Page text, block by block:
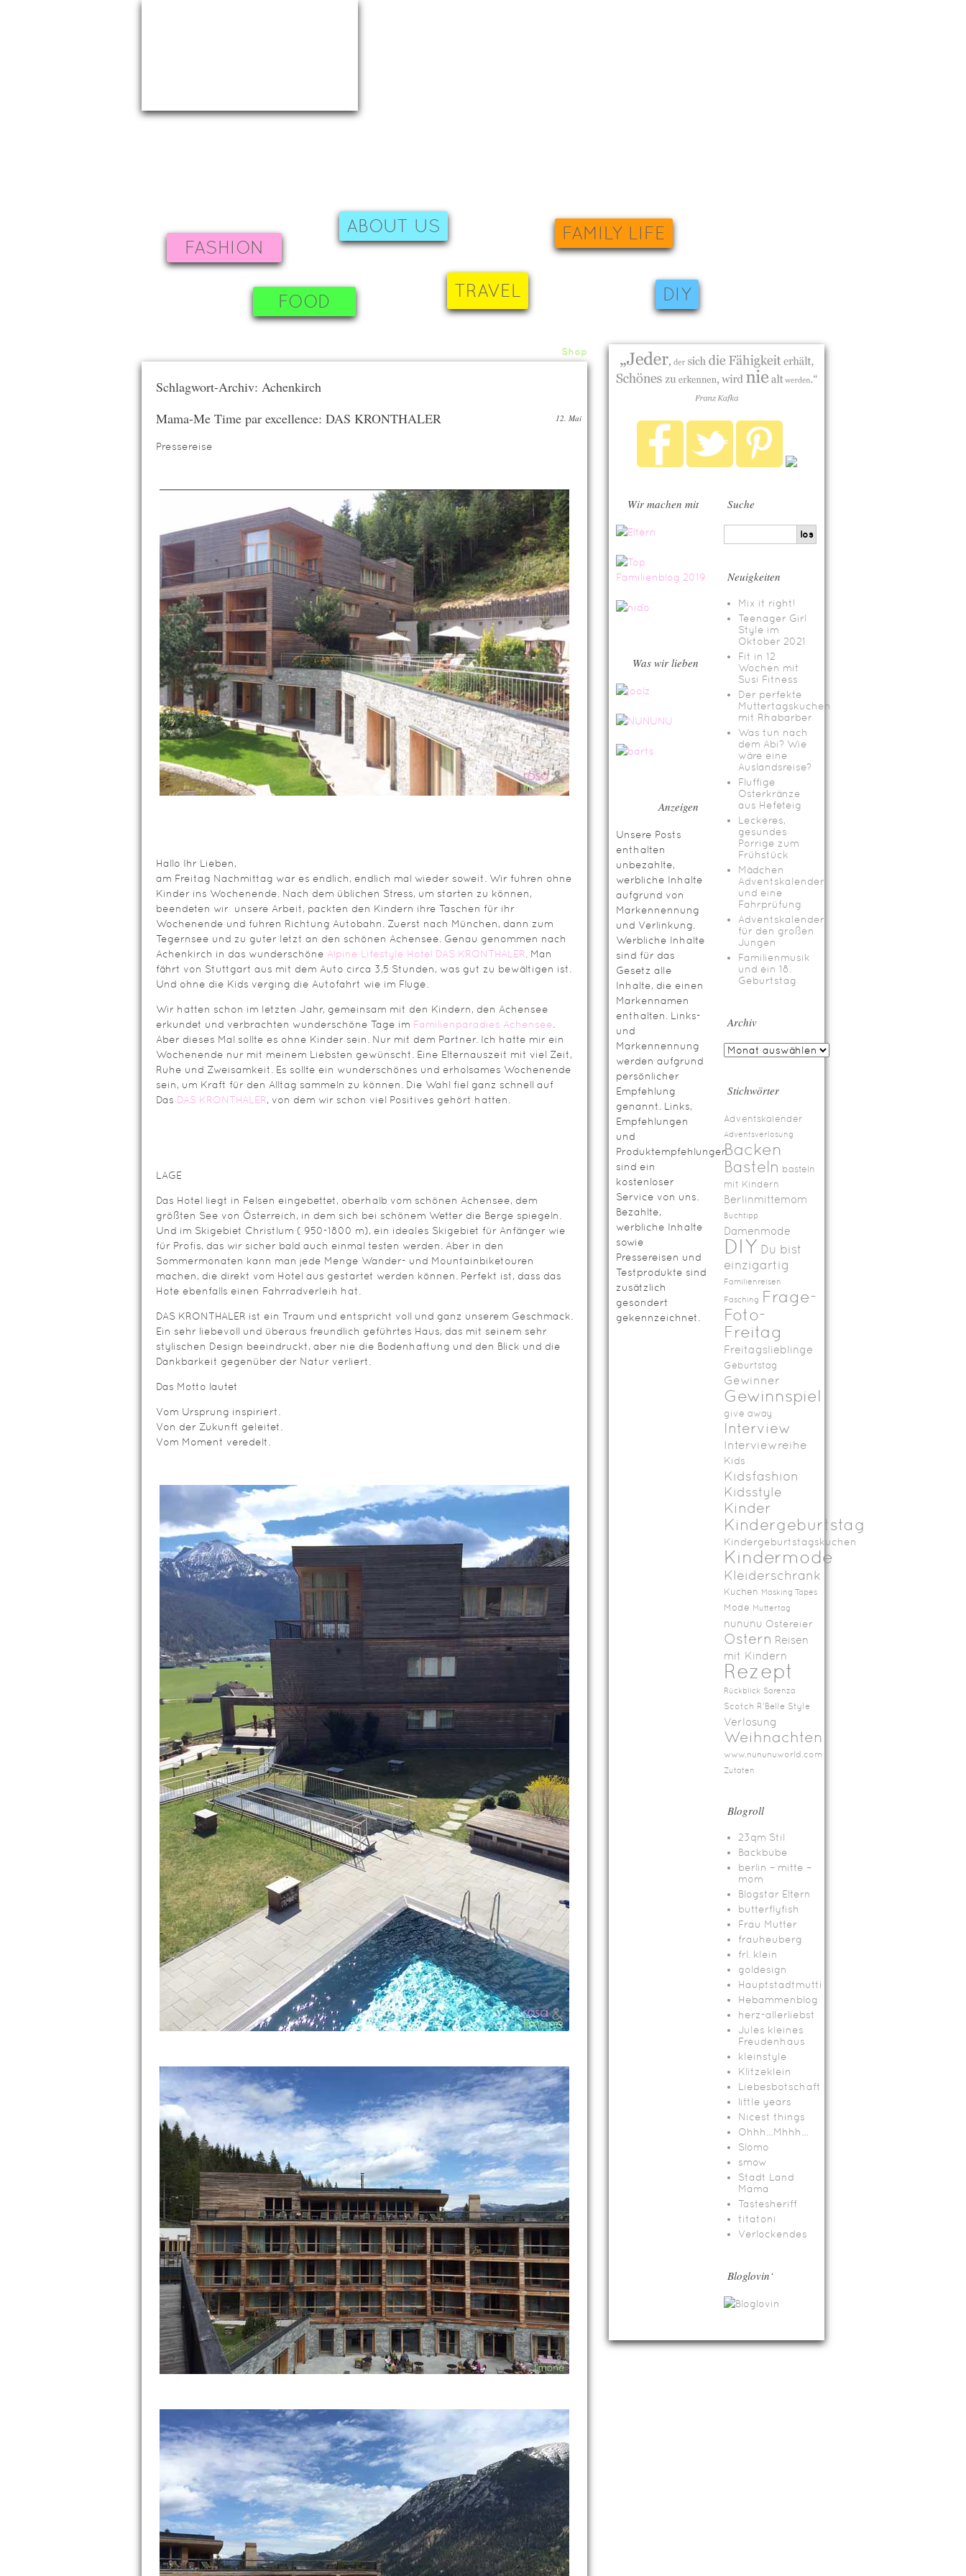
FASHION
FOOD
TRAVEL DIY
ABOUT US FAMILY LIFE
Shop
Schlagwort-Archiv: Achenkirch
Mama-Me Time par excellence: DAS KRONTHALER
12. Mai
Pressereise
Hallo Ihr Lieben,
am Freitag Nachmittag war es endlich, endlich mal wieder soweit. Wir fuhren ohne
Kinder ins Wochenende. Nach dem üblichen Stress, um starten zu können,
beendeten wir unsere Arbeit, packten den Kindern ihre Taschen für ihr
Wochenende und fuhren Richtung Autobahn. Zuerst nach München, dann zum
Tegernsee und zu guter letzt an den schönen Achensee. Genau genommen nach
Achenkirch in das wunderschöne Alpine Lifestyle Hotel DAS KRONTHALER
. Man
fährt von Stuttgart aus mit dem Auto circa 3,5 Stunden, was gut zu bewältigen ist.
Und ohne die Kids verging die Autofahrt wie im Fluge.
Wir hatten schon im letzten Jahr, gemeinsam mit den Kindern, den Achensee
erkundet und verbrachten wunderschöne Tage im Familienparadies Achensee
Aber dieses Mal sollte es ohne Kinder sein. Nur mit dem Partner. Ich hatte mir ein
Wochenende nur mit meinem Liebsten gewünscht. Eine Elternauszeit mit viel Zeit,
Ruhe und Zweisamkeit. Es sollte ein wunderschönes und erholsames Wochenende
sein, um Kraft für den Alltag sammeln zu können. Die Wahl fiel ganz schnell auf
Das DAS KRONTHALER, von dem wir schon viel Positives gehört hatten.
LAGE
Das Hotel liegt in Felsen eingebettet, oberhalb vom schönen Achensee, dem
größten See von Österreich, in dem sich bei schönem Wetter die Berge spiegeln.
Und im Skigebiet Christlum ( 950-1800 m), ein ideales Skigebiet für Anfänger wie
für Profis, das wir sicher bald auch einmal testen werden. Aber in den
Sommermonaten kann man jede Menge Wander- und Mountainbiketouren
machen, die direkt vom Hotel aus gestartet werden können. Perfekt ist, dass das
Hote ebenfalls einen Fahrradverleih hat.
DAS KRONTHALER ist ein Traum und entspricht voll und ganz unserem Geschmack.
Ein sehr liebevoll und überaus freundlich geführtes Haus, das mit seinem sehr
stylischen Design beeindruckt, aber nie die Bodenhaftung und den Blick und die
Dankbarkeit gegenüber der Natur verliert.
Das Motto lautet
Vom Ursprung inspiriert.
Von der Zukunft geleitet.
Vom Moment veredelt.
Wir machen mit
Was wir lieben
Anzeigen
Unsere Posts
enthalten
unbezahlte,
werbliche Inhalte
aufgrund von
Markennennung
und Verlinkung.
Werbliche Inhalte
sind für das
Gesetz alle
Inhalte, die einen
Markennamen
enthalten. Links-
und
Markennennung
werden aufgrund
persönlicher
Empfehlung
genannt. Links,
Empfehlungen
und
Produktempfehlungen
sind ein
kostenloser
Service von uns.
Bezahlte,
werbliche Inhalte
sowie
Pressereisen und
Testprodukte sind
zusätzlich
gesondert
gekennzeichnet.
Suche
Neuigkeiten
Mix it right!
Teenager Girl
Style im
Oktober 2021
Fit in 12
Wochen mit
Susi Fitness
Der perfekte
Muttertagskuchen
mit Rhabarber
Was tun nach
dem Abi? Wie
wäre eine
Auslandsreise?
Fluffige
Osterkränze
aus Hefeteig
Leckeres,
gesundes
Porrige zum
Frühstück
Mädchen
Adventskalender
und eine
Fahrprüfung
Adventskalender
für den großen
Jungen
Familienmusik
und ein 18.
Geburtstag
Archiv
Stichwörter
Adventskalender
Adventsverlosung
Backen
Basteln basteln
mit Kindern
Berlinmittemom
Buchtipp
Damenmode
DIY Du bist
einzigartig
Familienreisen
Fasching Frage-
Foto-
Freitag
Freitagslieblinge
Geburtstag
Gewinner
Gewinnspiel
give away
Interview
Interviewreihe
Kids
Kidsfashion
Kidsstyle
Kinder
Kindergeburtstag
Kindergeburtstagskuchen
Kindermode
Kleiderschrank
Kuchen Masking Tapes
Mode Muttertag
nununu Ostereier
Ostern Reisen
mit Kindern
Rezept
Rückblick Sarenza
Scotch R'Belle Style
Verlosung
Weihnachten
www.nununuworld.com
Zutaten
Blogroll
23qm Stil
Backbube
berlin – mitte –
mom
Blogstar Eltern
butterflyfish
Frau Mutter
frauheuberg
frl. klein
goldesign
Hauptstadtmutti
Hebammenblog
herz-allerliebst
Jules kleines
Freudenhaus
kleinstyle
Klitzeklein
Liebesbotschaft
little years
Nicest things
Ohhh…Mhhh…
Slomo
smow
Stadt Land
Mama
Tastesheriff
titatoni
Verlockendes
Bloglovin‘